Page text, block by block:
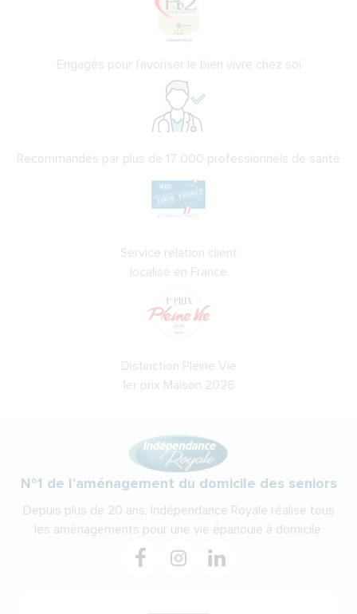
Engagés pour favoriser le bien vivre chez soi
Recommandés par plus de 17 000 professionnels de santé
Service relation client
localisé en France
Distinction Pleine Vie
1er prix Maison 2026
N°1 de l'aménagement du domicile des seniors
Depuis plus de 20 ans, Indépendance Royale réalise tous
les aménagements pour une vie épanouie à domicile.